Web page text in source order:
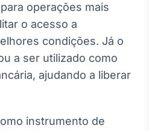
Investimentos
Em breve
Tokenização
operações mais
o acesso a
condições. Já o
a ser utilizado como
ajudando a liberar
instrumento de